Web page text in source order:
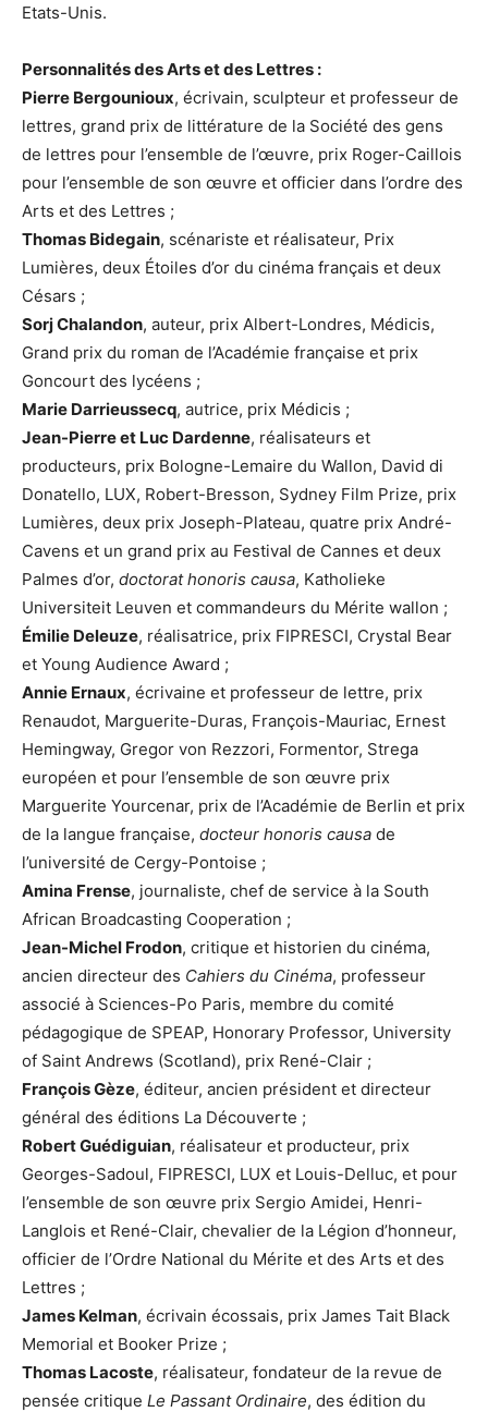
Etats-Unis.
Personnalités des Arts et des Lettres :
Pierre Bergounioux, écrivain, sculpteur et professeur de
lettres, grand prix de littérature de la Société des gens
de lettres pour l’ensemble de l’œuvre, prix Roger-Caillois
pour l’ensemble de son œuvre et officier dans l’ordre des
Arts et des Lettres ;
Thomas Bidegain, scénariste et réalisateur, Prix
Lumières, deux Étoiles d’or du cinéma français et deux
Césars ;
Sorj Chalandon, auteur, prix Albert-Londres, Médicis,
Grand prix du roman de l’Académie française et prix
Goncourt des lycéens ;
Marie Darrieussecq, autrice, prix Médicis ;
Jean-Pierre et Luc Dardenne, réalisateurs et
producteurs, prix Bologne-Lemaire du Wallon, David di
Donatello, LUX, Robert-Bresson, Sydney Film Prize, prix
Lumières, deux prix Joseph-Plateau, quatre prix André-
Cavens et un grand prix au Festival de Cannes et deux
Palmes d’or, doctorat honoris causa, Katholieke
Universiteit Leuven et commandeurs du Mérite wallon ;
Émilie Deleuze, réalisatrice, prix FIPRESCI, Crystal Bear
et Young Audience Award ;
Annie Ernaux, écrivaine et professeur de lettre, prix
Renaudot, Marguerite-Duras, François-Mauriac, Ernest
Hemingway, Gregor von Rezzori, Formentor, Strega
européen et pour l’ensemble de son œuvre prix
Marguerite Yourcenar, prix de l’Académie de Berlin et prix
de la langue française, docteur honoris causa de
l’université de Cergy-Pontoise ;
Amina Frense, journaliste, chef de service à la South
African Broadcasting Cooperation ;
Jean-Michel Frodon, critique et historien du cinéma,
ancien directeur des Cahiers du Cinéma, professeur
associé à Sciences-Po Paris, membre du comité
pédagogique de SPEAP, Honorary Professor, University
of Saint Andrews (Scotland), prix René-Clair ;
François Gèze, éditeur, ancien président et directeur
général des éditions La Découverte ;
Robert Guédiguian, réalisateur et producteur, prix
Georges-Sadoul, FIPRESCI, LUX et Louis-Delluc, et pour
l’ensemble de son œuvre prix Sergio Amidei, Henri-
Langlois et René-Clair, chevalier de la Légion d’honneur,
officier de l’Ordre National du Mérite et des Arts et des
Lettres ;
James Kelman, écrivain écossais, prix James Tait Black
Memorial et Booker Prize ;
Thomas Lacoste, réalisateur, fondateur de la revue de
pensée critique Le Passant Ordinaire, des édition du